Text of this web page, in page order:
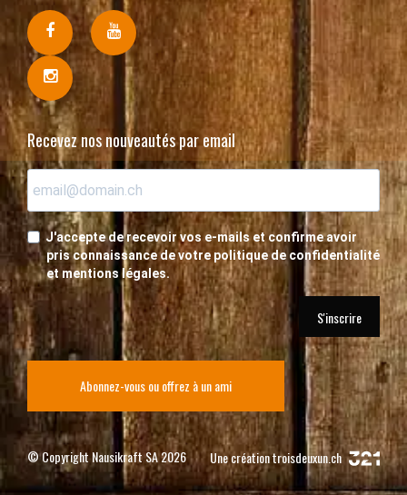
Recevez nos nouveautés par email
J'accepte de recevoir vos e-mails et confirme avoir
pris connaissance de votre politique de confidentialité
et mentions légales.
S'inscrire
Abonnez-vous ou offrez à un ami
© Copyright Nausikraft SA 2026 Une créationtroisdeuxun.ch